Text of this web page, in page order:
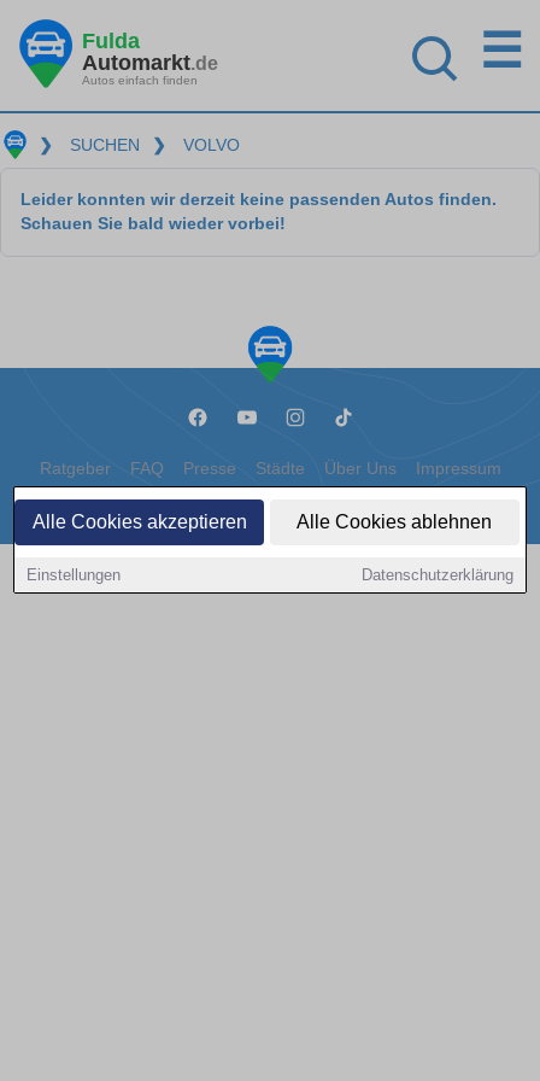
Alle Cookies akzeptieren Alle Cookies ablehnen
Einstellungen Datenschutzerklärung
Fulda
Automarkt.de
Autos einfach finden
☰
❯ SUCHEN ❯ VOLVO
Leider konnten wir derzeit keine passenden Autos finden.
Schauen Sie bald wieder vorbei!
Ratgeber FAQ Presse Städte Über Uns Impressum
Datenschutz Cookies
Copyright © 2000 - 2026 | 1A Infosysteme GmbH | Content by: 1a-sites-autos